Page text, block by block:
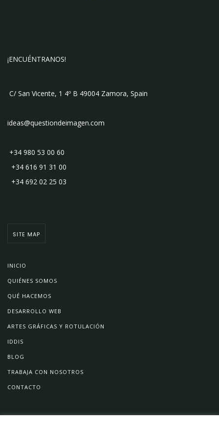
¡ENCUÉNTRANOS!
C/ San Vicente, 1 4º B 49004 Zamora, Spain
ideas@questiondeimagen.com
+34 980 53 00 60
+34 616 91 31 00
+34 692 02 25 03
SITE MAP
INICIO
QUIÉNES SOMOS
QUÉ HACEMOS
DESARROLLO WEB
ARTES GRÁFICAS Y ROTULACIÓN
IDDIS
BLOG
TRABAJA CON NOSOTROS
CONTACTO